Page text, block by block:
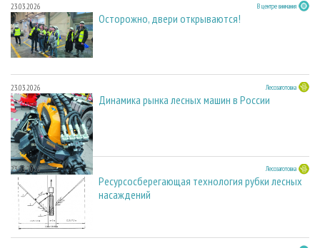
23.03.2026 В центре внимания
Осторожно, двери открываются!
23.03.2026 Лесозаготовка
Динамика рынка лесных машин в России
23.03.2026 Лесозаготовка
Ресурсосберегающая технология рубки лесных
насаждений